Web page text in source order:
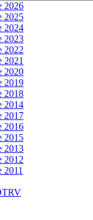
2026
2025
2024
2023
2022
2021
2020
2019
2018
2014
2017
2016
2015
2013
2012
2011